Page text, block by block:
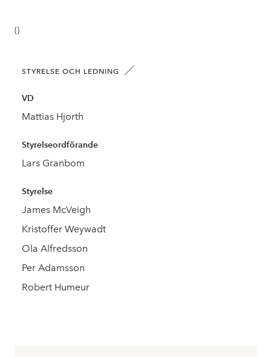
()
STYRELSE OCH LEDNING
VD
Mattias Hjorth
Styrelseordförande
Lars Granbom
Styrelse
James McVeigh
Kristoffer Weywadt
Ola Alfredsson
Per Adamsson
Robert Humeur